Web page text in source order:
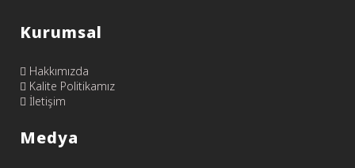
Kurumsal
Hakkımızda
Kalite Politikamız
İletişim
Medya